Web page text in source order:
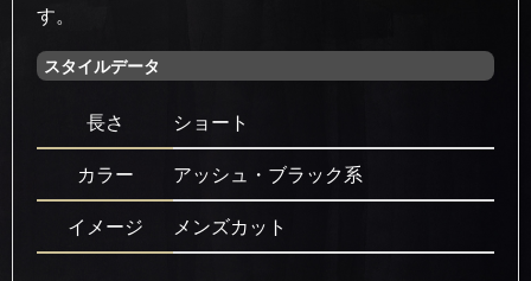
す。
スタイルデータ
長さ ショート
カラー アッシュ・ブラック系
イメージ メンズカット